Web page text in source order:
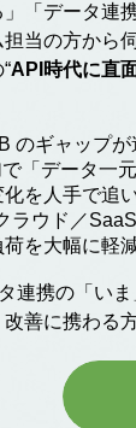
「データ連
当の方から
API時代に直
のギャップが
で「データ一
を人手で追
ラウド／
を大幅に軽
連携の「い
改善に携わる